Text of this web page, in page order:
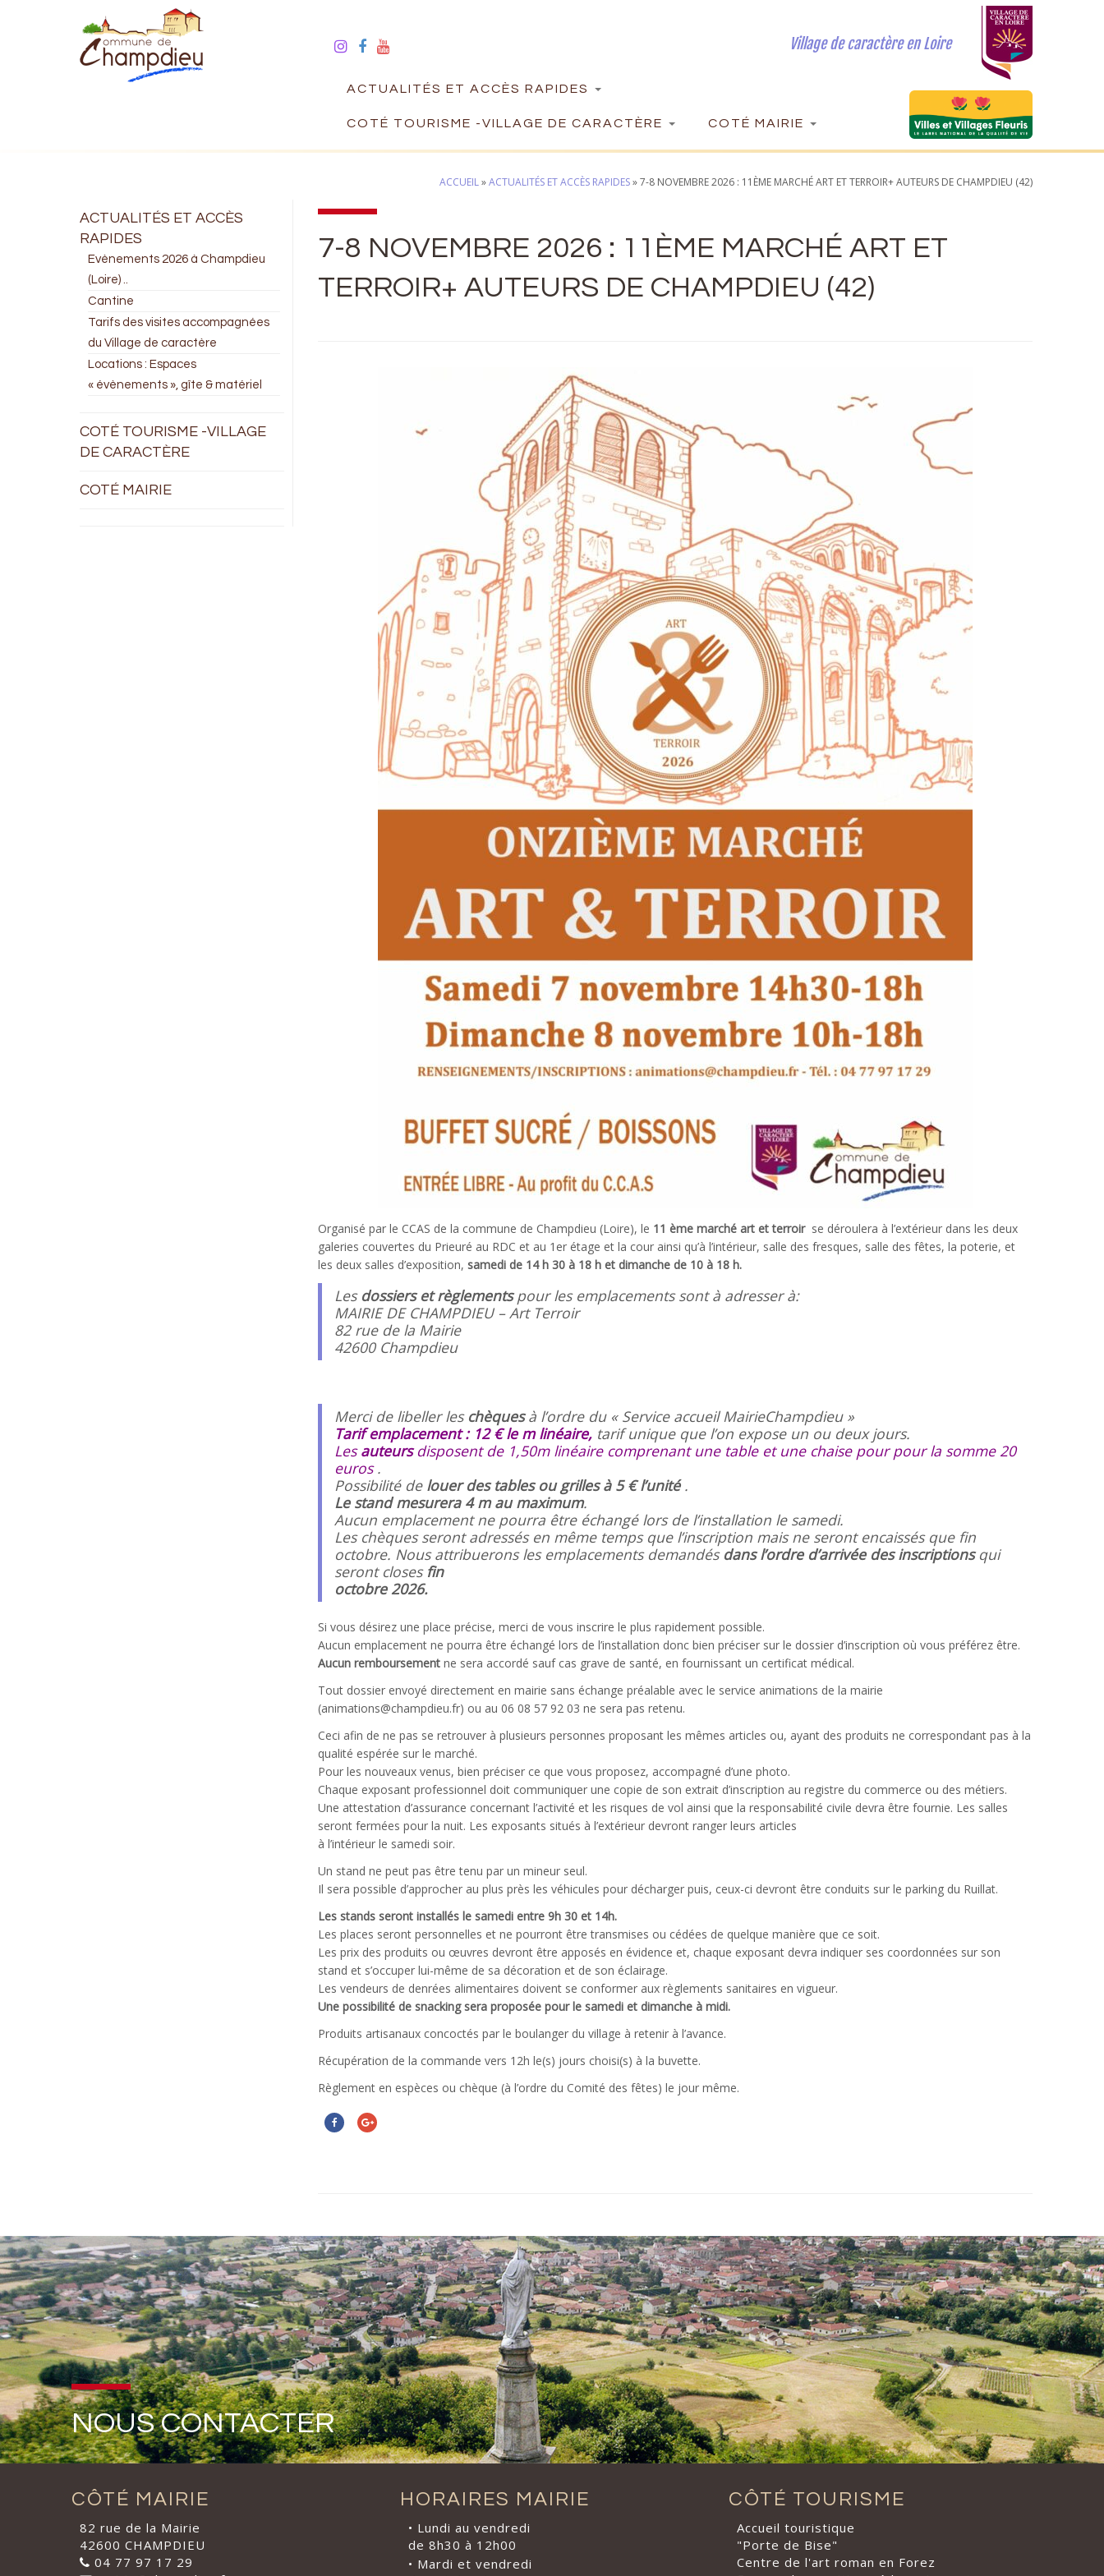
Village de caractère en Loire
ACTUALITÉS ET ACCÈS RAPIDES
COTÉ TOURISME -VILLAGE DE CARACTÈRE COTÉ MAIRIE
ACCUEIL»ACTUALITÉS ET ACCÈS RAPIDES»7-8 NOVEMBRE 2026 : 11ÈME MARCHÉ ART ET TERROIR+ AUTEURS DE CHAMPDIEU (42)
ACTUALITÉS ET ACCÈS
RAPIDES
Evènements 2026 à Champdieu
(Loire) ..
Cantine
Tarifs des visites accompagnées
du Village de caractère
Locations : Espaces
« évènements », gîte & matériel
COTÉ TOURISME -VILLAGE
DE CARACTÈRE
COTÉ MAIRIE
7-8 NOVEMBRE 2026 : 11ÈME MARCHÉ ART ET
TERROIR+ AUTEURS DE CHAMPDIEU (42)
Organisé par le CCAS de la commune de Champdieu (Loire), le 11 ème marché art et terroirse déroulera à l’extérieur dans les deux
galeries couvertes du Prieuré au RDC et au 1er étage et la cour ainsi qu’à l’intérieur, salle des fresques, salle des fêtes, la poterie, et
les deux salles d’exposition, samedi de 14 h 30 à 18 h et dimanche de 10 à 18 h.
Les dossiers et règlementspour les emplacements sont à adresser à:
MAIRIE DE CHAMPDIEU – Art Terroir
82 rue de la Mairie
42600 Champdieu
Merci de libeller les chèquesà l’ordre du « Service accueil MairieChampdieu »
Tarif emplacement : 12 € le m linéaire, tarif unique que l’on expose un ou deux jours.
Lesauteursdisposent de 1,50m linéaire comprenant une table et une chaise pour pour la somme 20
euros.
Possibilité de louer des tables ou grilles à 5 € l’unité.
Le stand mesurera 4 m au maximum.
Aucun emplacement ne pourra être échangé lors de l’installation le samedi.
Les chèques seront adressés en même temps que l’inscription mais ne seront encaissés que fin
octobre. Nous attribuerons les emplacements demandés dans l’ordre d’arrivée des inscriptionsqui
seront closes fin
octobre 2026.
Si vous désirez une place précise, merci de vous inscrire le plus rapidement possible.
Aucun emplacement ne pourra être échangé lors de l’installation donc bien préciser sur le dossier d’inscription où vous préférez être.
Aucun remboursement ne sera accordé sauf cas grave de santé, en fournissant un certificat médical.
Tout dossier envoyé directement en mairie sans échange préalable avec le service animations de la mairie
(animations@champdieu.fr) ou au 06 08 57 92 03 ne sera pas retenu.
Ceci afin de ne pas se retrouver à plusieurs personnes proposant les mêmes articles ou, ayant des produits ne correspondant pas à la
qualité espérée sur le marché.
Pour les nouveaux venus, bien préciser ce que vous proposez, accompagné d’une photo.
Chaque exposant professionnel doit communiquer une copie de son extrait d’inscription au registre du commerce ou des métiers.
Une attestation d’assurance concernant l’activité et les risques de vol ainsi que la responsabilité civile devra être fournie. Les salles
seront fermées pour la nuit. Les exposants situés à l’extérieur devront ranger leurs articles
à l’intérieur le samedi soir.
Un stand ne peut pas être tenu par un mineur seul.
Il sera possible d’approcher au plus près les véhicules pour décharger puis, ceux-ci devront être conduits sur le parking du Ruillat.
Les stands seront installés le samedi entre 9h 30 et 14h.
Les places seront personnelles et ne pourront être transmises ou cédées de quelque manière que ce soit.
Les prix des produits ou œuvres devront être apposés en évidence et, chaque exposant devra indiquer ses coordonnées sur son
stand et s’occuper lui-même de sa décoration et de son éclairage.
Les vendeurs de denrées alimentaires doivent se conformer aux règlements sanitaires en vigueur.
Une possibilité de snacking sera proposée pour le samedi et dimanche à midi.
Produits artisanaux concoctés par le boulanger du village à retenir à l’avance.
Récupération de la commande vers 12h le(s) jours choisi(s) à la buvette.
Règlement en espèces ou chèque (à l’ordre du Comité des fêtes) le jour même.
NOUS CONTACTER
CÔTÉ MAIRIE
82 rue de la Mairie
42600 CHAMPDIEU
04 77 97 17 29
HORAIRES MAIRIE
• Lundi au vendredi
de 8h30 à 12h00
• Mardi et vendredi
CÔTÉ TOURISME
Accueil touristique
"Porte de Bise"
Centre de l'art roman en Forez